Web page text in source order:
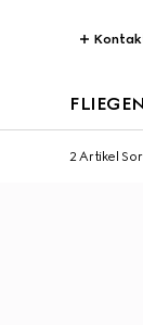
2 Artikel